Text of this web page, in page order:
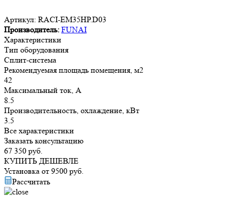
Артикул: RACI-EM35HP.D03
Производитель: FUNAI
Характеристики
Тип оборудования
Сплит-система
Рекомендуемая площадь помещения, м2
42
Максимальный ток, А
8.5
Производительность, охлаждение, кВт
3.5
Все характеристики
Заказать консультацию
67 350 руб.
КУПИТЬ ДЕШЕВЛЕ
Установка от 9500 руб.
Рассчитать